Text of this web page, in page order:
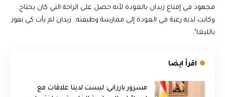
مجهود في إقناع زيدان بالعودة لأنه حصل على الراحة التي كان يحتاج..
وكانت لديه رغبة في العودة إلى ممارسة وظيفته.. زيدان لم يأت كي نفوز
بالليغا".
اقرأ ايضا
مسرور بارزاني: ليست لدينا علاقات مع